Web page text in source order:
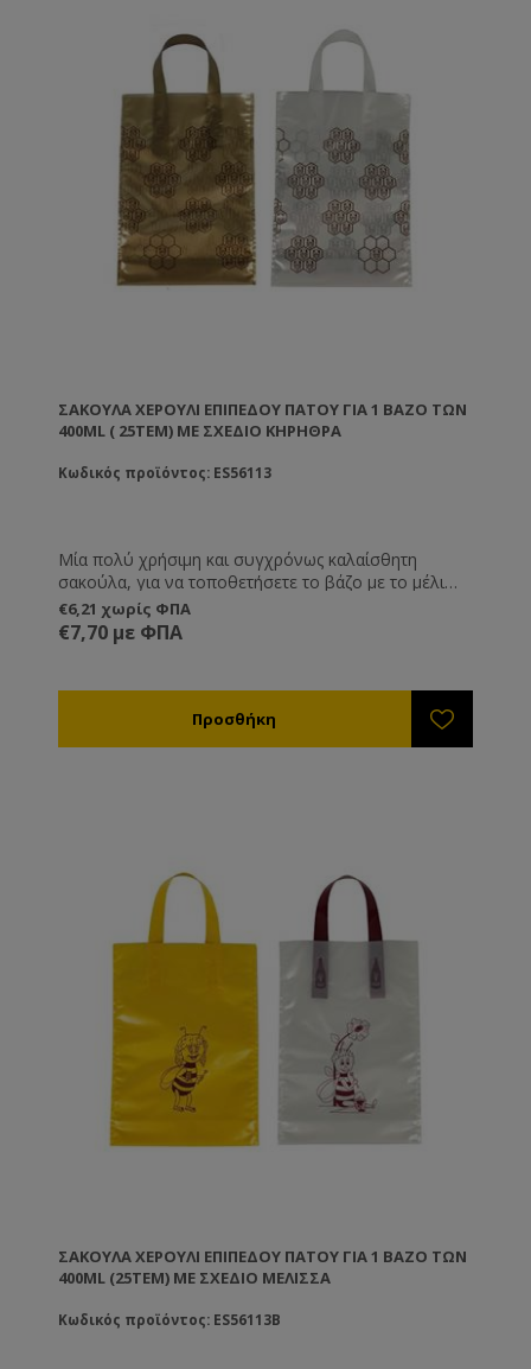
ΣΑΚΟΎΛΑ ΧΕΡΟΎΛΙ ΕΠΊΠΕΔΟΥ ΠΆΤΟΥ ΓΙΑ 1 ΒΆΖΟ ΤΩΝ
400ML ( 25ΤΕΜ) ΜΕ ΣΧΈΔΙΟ ΚΗΡΗΘΡΑ
Κωδικός προϊόντος: ES56113
Μία πολύ χρήσιμη και συγχρόνως καλαίσθητη
σακούλα, για να τοποθετήσετε το βάζο με το μέλι
που διαθέτετε στους πελάτες σας.
€6,21 χωρίς ΦΠΑ
€7,70 με ΦΠΑ
ΣΑΚΟΎΛΑ ΧΕΡΟΎΛΙ ΕΠΊΠΕΔΟΥ ΠΆΤΟΥ ΓΙΑ 1 ΒΆΖΟ ΤΩΝ
400ML (25ΤΕΜ) ΜΕ ΣΧΈΔΙΟ ΜΈΛΙΣΣΑ
Κωδικός προϊόντος: ES56113B